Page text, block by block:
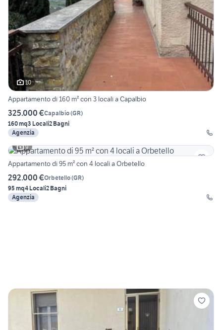
10
Appartamento di 160 m² con 3 locali a Capalbio
325.000 €Capalbio(GR)
160 mq3 Locali2 Bagni
Agenzia
9
Appartamento di 95 m² con 4 locali a Orbetello
292.000 €Orbetello(GR)
95 mq4 Locali2 Bagni
Agenzia